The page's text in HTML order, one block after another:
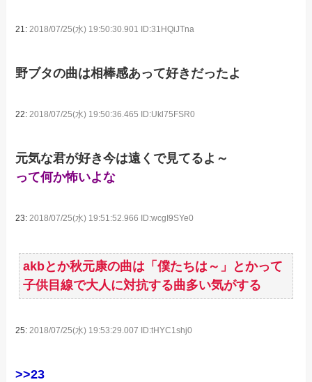
21:2018/07/25(水) 19:50:30.901 ID:31HQiJTna
野ブタの曲は相棒感あって好きだったよ
22:2018/07/25(水) 19:50:36.465 ID:Ukl75FSR0
元気な君が好き今は遠くで見てるよ～
って何か怖いよな
23:2018/07/25(水) 19:51:52.966 ID:wcgI9SYe0
akbとか秋元康の曲は「僕たちは～」とかって
子供目線で大人に対抗する曲多い気がする
25:2018/07/25(水) 19:53:29.007 ID:tHYC1shj0
>>23